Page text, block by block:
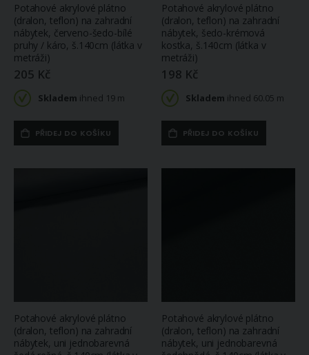
Potahové akrylové plátno
(dralon, teflon) na zahradní
nábytek, červeno-šedo-bílé
pruhy / káro, š.140cm (látka v
metráži)
205 Kč
Skladem ihned 19 m
PŘIDEJ DO KOŠÍKU
Potahové akrylové plátno
(dralon, teflon) na zahradní
nábytek, šedo-krémová
kostka, š.140cm (látka v
metráži)
198 Kč
Skladem ihned 60.05 m
PŘIDEJ DO KOŠÍKU
Potahové akrylové plátno
(dralon, teflon) na zahradní
nábytek, uni jednobarevná
Potahové akrylové plátno
(dralon, teflon) na zahradní
nábytek, uni jednobarevná